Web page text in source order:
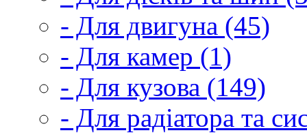
- Для двигуна (45)
- Для камер (1)
- Для кузова (149)
- Для радіатора та